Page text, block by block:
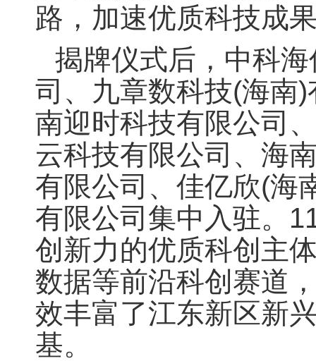
路，加速优质科技成
揭牌仪式后，中科
司、九章数科技(海南
南迎时科技有限公司
云科技有限公司、海
有限公司、佳亿欣(海
有限公司集中入驻。
创新力的优质科创主
数据等前沿科创赛道
效丰富了江东新区新
基。